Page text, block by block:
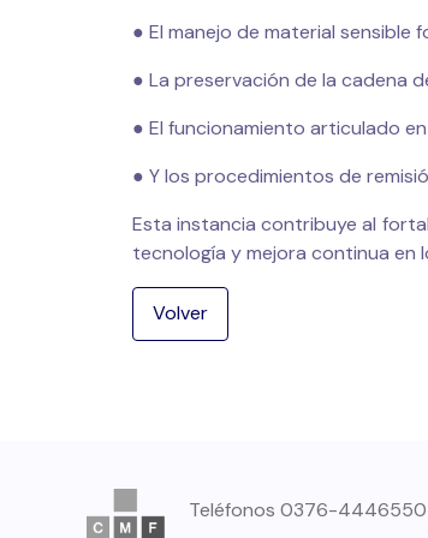
● El manejo de material
● La preservación de la cadena
● El funcionamiento articulado
● Y los procedimientos de
Esta instancia contribuye al
tecnología y mejora continua en
Volver
Teléfonos 0376-4446550